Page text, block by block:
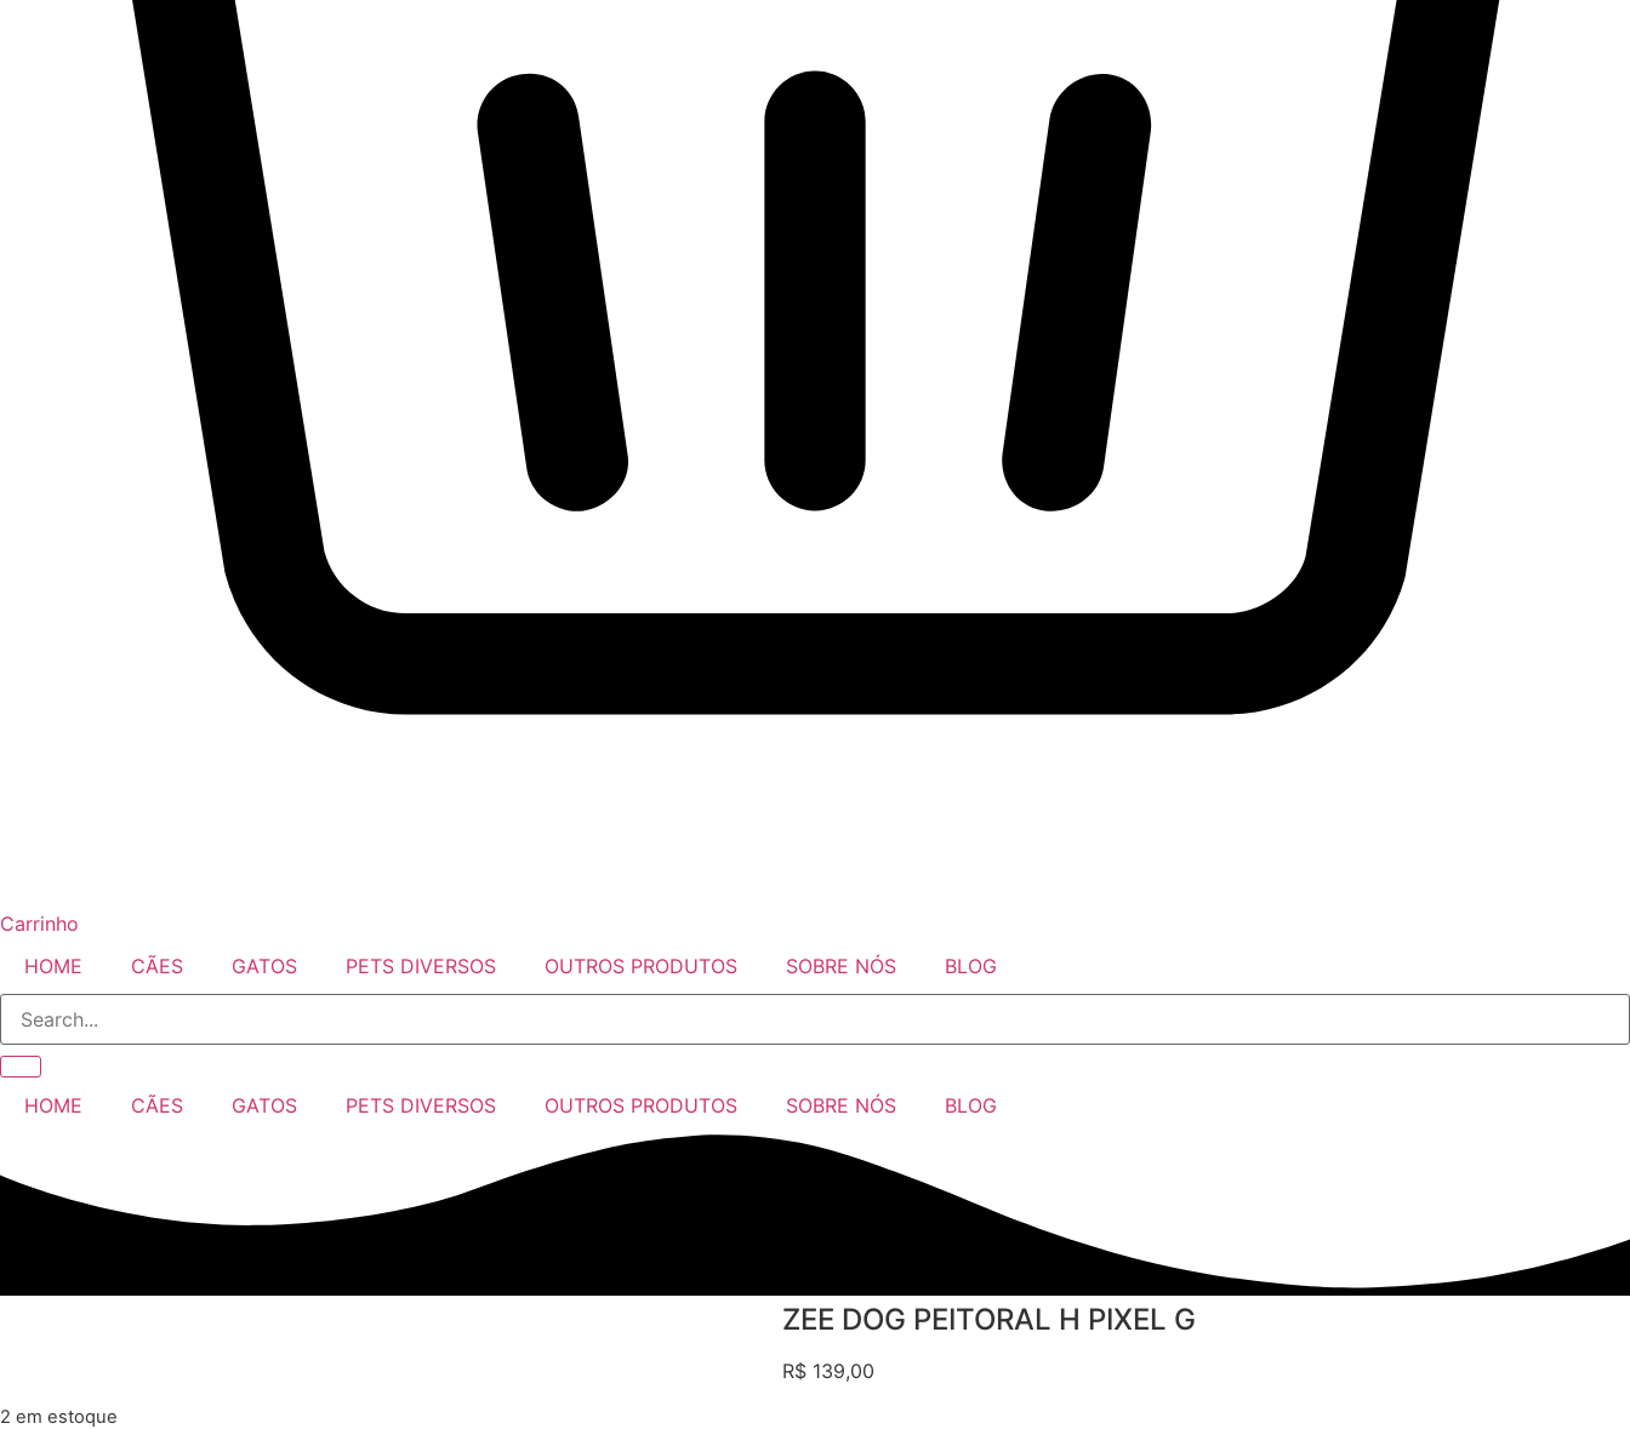
Carrinho
HOME
CÃES GATOS PETS DIVERSOS OUTROS PRODUTOS SOBRE NÓS BLOG
HOME CÃES GATOS PETS DIVERSOS OUTROS PRODUTOS SOBRE NÓS BLOG
ZEE DOG PEITORAL H PIXEL G
R$ 139,00
2 em estoque